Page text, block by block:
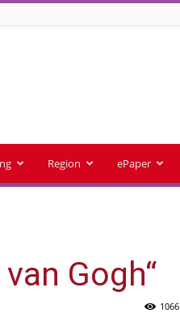
Region ePaper
Gogh“
1066